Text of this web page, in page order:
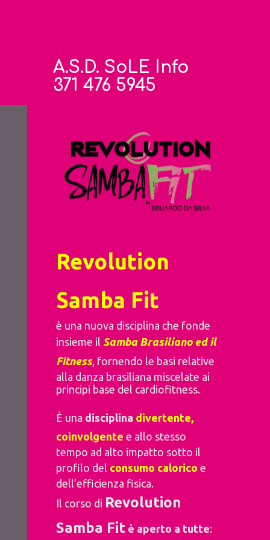
A.S.D. SoLE Info
371 476 5945
Revolution
Samba Fit
è una nuova disciplina che fonde
insieme il Samba Brasiliano ed il
Fitness, fornendo le basi relative
alla danza brasiliana miscelate ai
principi base del cardiofitness.
È una disciplina divertente,
coinvolgente e allo stesso
tempo ad alto impatto sotto il
profilo del consumo calorico e
dell’efficienza fisica.
Il corso di Revolution
Samba Fit è aperto a tutte: